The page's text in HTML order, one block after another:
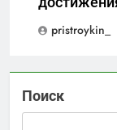
pristroykin_
Поиск